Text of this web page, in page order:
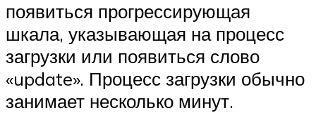
появиться прогрессирующая
шкала, указывающая на процесс
загрузки или появиться слово
«update». Процесс загрузки обычно
занимает несколько минут.